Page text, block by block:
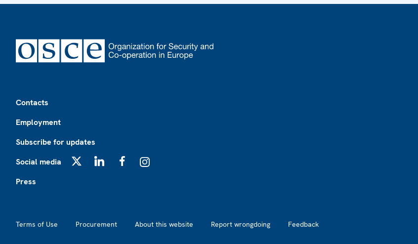
Contacts
Employment
Subscribe for updates
Social media
Press
Terms of Use Procurement About this website Report wrongdoing Feedback